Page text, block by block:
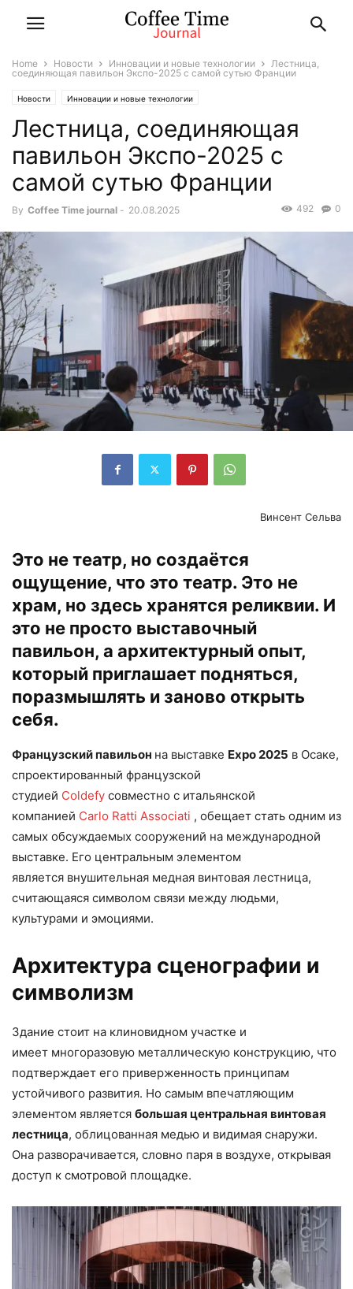
Home Новости Инновации и новые технологии
Лестница,
соединяющая павильон Экспо-2025 с самой сутью Франции
Новости Инновации и новые технологии
Лестница, соединяющая
павильон Экспо-2025 с
самой сутью Франции
By Coffee Time journal - 20.08.2025 0
492
Винсент Сельва
Это не театр, но создаётся
ощущение, что это театр. Это не
храм, но здесь хранятся реликвии. И
это не просто выставочный
павильон, а архитектурный опыт,
который приглашает подняться,
поразмышлять и заново открыть
себя.
Французский павильон на выставке Expo 2025 в Осаке,
спроектированный французской
студией Coldefy совместно с итальянской
компанией Carlo Ratti Associati , обещает стать одним из
самых обсуждаемых сооружений на международной
выставке. Его центральным элементом
является внушительная медная винтовая лестница,
считающаяся символом связи между людьми,
культурами и эмоциями.
Архитектура сценографии и
символизм
Здание стоит на клиновидном участке и
имеет многоразовую металлическую конструкцию, что
подтверждает его приверженность принципам
устойчивого развития. Но самым впечатляющим
элементом является большая центральная винтовая
лестница, облицованная медью и видимая снаружи.
Она разворачивается, словно паря в воздухе, открывая
доступ к смотровой площадке.